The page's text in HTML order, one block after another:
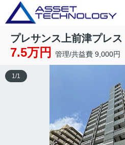
プレサンス上前津プレス
7.5万円 管理/共益費 9,000円
1/1